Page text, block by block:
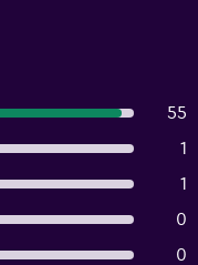
55
1
1
0
0